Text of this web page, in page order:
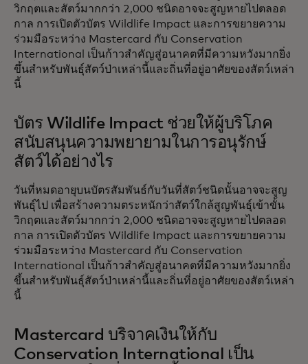
วิกฤตและสัตว์มากกว่า 2,000 ชนิดอาจจะสูญหายไปตลอด
กาล การเปิดตัวบัตร Wildlife Impact และการขยายความ
ร่วมมือระหว่าง Mastercard กับ Conservation
International เป็นก้าวสำคัญสู่อนาคตที่มีความหวังมากยิ่ง
ขึ้นสำหรับพันธุ์สัตว์ป่าเหล่านี้และถิ่นที่อยู่อาศัยของสัตว์เหล่า
นี้
บัตร Wildlife Impact ช่วยให้ผู้บริโภค
สนับสนุนความพยายามในการอนุรักษ์
สัตว์ได้อย่างไร
วันที่หมดอายุบนบัตรสัมพันธ์กับวันที่สัตว์ชนิดนั้นอาจจะสูญ
พันธุ์ไป เพื่อสร้างความตระหนักว่าสัตว์ใกล้สูญพันธุ์เข้าขั้น
วิกฤตและสัตว์มากกว่า 2,000 ชนิดอาจจะสูญหายไปตลอด
กาล การเปิดตัวบัตร Wildlife Impact และการขยายความ
ร่วมมือระหว่าง Mastercard กับ Conservation
International เป็นก้าวสำคัญสู่อนาคตที่มีความหวังมากยิ่ง
ขึ้นสำหรับพันธุ์สัตว์ป่าเหล่านี้และถิ่นที่อยู่อาศัยของสัตว์เหล่า
นี้
Mastercard บริจาคเงินให้กับ
Conservation International เป็น